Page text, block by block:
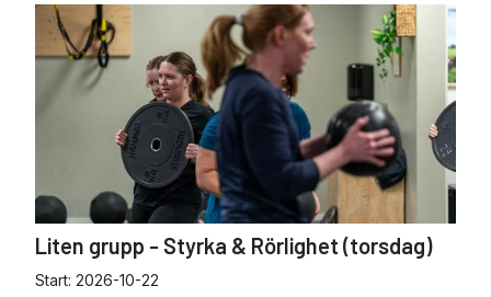
Liten grupp - Styrka & Rörlighet (torsdag)
Start: 2026-10-22